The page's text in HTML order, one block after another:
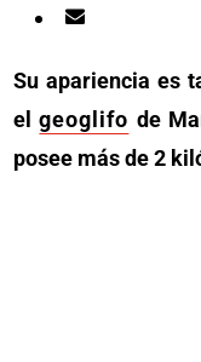
Su apariencia es
elgeoglifo de
posee más de 2